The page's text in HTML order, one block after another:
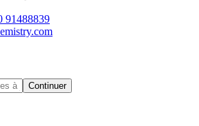
91488839
Continuer